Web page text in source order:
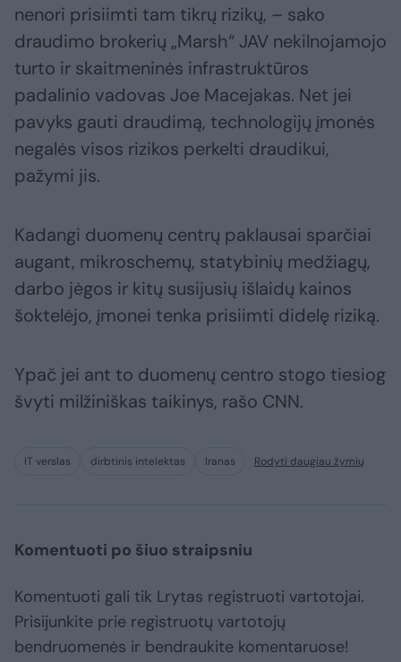
nenori prisiimti tam tikrų rizikų, – sako
draudimo brokerių „Marsh“ JAV nekilnojamojo
turto ir skaitmeninės infrastruktūros
padalinio vadovas Joe Macejakas. Net jei
pavyks gauti draudimą, technologijų įmonės
negalės visos rizikos perkelti draudikui,
pažymi jis.
Kadangi duomenų centrų paklausai sparčiai
augant, mikroschemų, statybinių medžiagų,
darbo jėgos ir kitų susijusių išlaidų kainos
šoktelėjo, įmonei tenka prisiimti didelę riziką.
Ypač jei ant to duomenų centro stogo tiesiog
švyti milžiniškas taikinys, rašo CNN.
IT verslas dirbtinis intelektas Iranas Rodyti daugiau žymių
Komentuoti po šiuo straipsniu
Komentuoti gali tik Lrytas registruoti vartotojai.
Prisijunkite prie registruotų vartotojų
bendruomenės ir bendraukite komentaruose!